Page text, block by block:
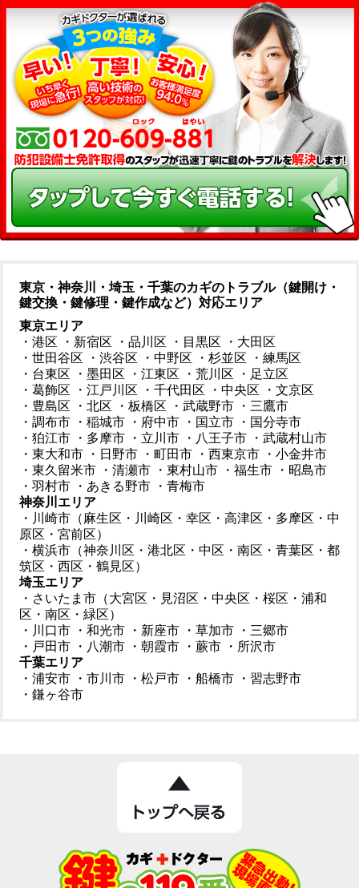
東京・神奈川・埼玉・千葉のカギのトラブル（鍵開け・
鍵交換・鍵修理・鍵作成など）対応エリア
東京エリア
・港区
・新宿区 ・品川区 ・目黒区
・大田区
・世田谷区
・渋谷区 ・中野区 ・杉並区
・練馬区
・台東区
・墨田区 ・江東区 ・荒川区
・足立区
・葛飾区
・江戸川区 ・千代田区 ・中央区
・文京区
・豊島区
・北区 ・板橋区 ・武蔵野市
・三鷹市
・調布市
・稲城市 ・府中市 ・国立市
・国分寺市
・狛江市
・多摩市 ・立川市 ・八王子市
・武蔵村山市
・東大和市
・日野市 ・町田市 ・西東京市
・小金井市
・東久留米市
・清瀬市 ・東村山市 ・福生市
・昭島市
・羽村市
・あきる野市
・青梅市
神奈川エリア
・川崎市（麻生区・川崎区・幸区・高津区・多摩区・中
原区・宮前区）
・横浜市（神奈川区・港北区・中区・南区・青葉区・都
筑区・西区・鶴見区）
埼玉エリア
・さいたま市（大宮区・見沼区・中央区・桜区・浦和
区・南区・緑区）
・川口市
・和光市 ・新座市 ・草加市
・三郷市
・戸田市
・八潮市 ・朝霞市 ・蕨市
・所沢市
千葉エリア
・浦安市
・市川市 ・松戸市 ・船橋市
・習志野市
・鎌ヶ谷市